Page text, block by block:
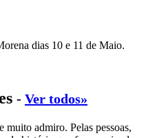
dias 10 e 11 de Maio.
- Ver todos»
muito admiro. Pelas pessoas,